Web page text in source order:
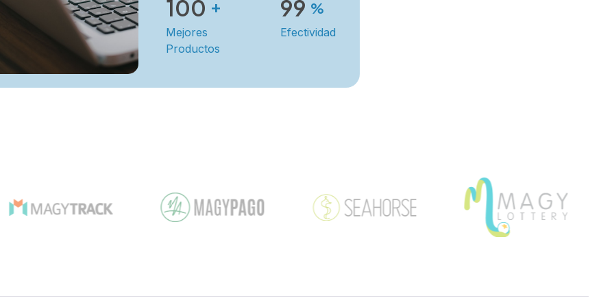
100 +
Mejores
Productos
99 %
Efectividad